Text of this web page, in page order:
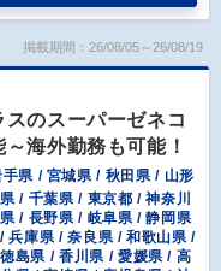
掲載期間：26/08/05～26/08/19
スのスーパーゼネコ
海外勤務も可能！
県 / 宮城県 / 秋田県 / 山形
/ 千葉県 / 東京都 / 神奈川
/ 長野県 / 岐阜県 / 静岡県
兵庫県 / 奈良県 / 和歌山県 /
島県 / 香川県 / 愛媛県 / 高